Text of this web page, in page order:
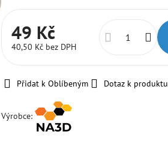
49 Kč
40,50 Kč bez DPH
Přidat k Oblíbeným Dotaz k produktu
Výrobce: